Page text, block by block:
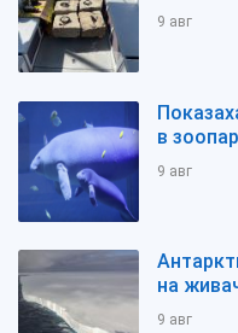
9 авг
в
9 авг
на
9 авг